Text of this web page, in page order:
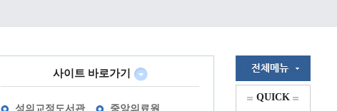
사이트 바로가기
성의교정도서관
중앙의료원
QUICK